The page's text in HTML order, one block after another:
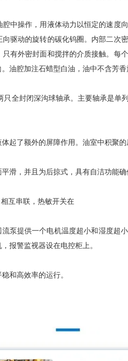
中操作，用液体动力以恒定的速度
驱动的旋转的碳化钨圈。内部二次
有外密封面和搅拌的介质接触。每
油腔加注石蜡型白油，油中不含芳香
只全封闭深沟球轴承。主要轴承是单
起了额外的屏障作用。油室中积聚
滑，并且为后掠式，具有自洁功能确
互串联，热敏开关在
泵提供一个电机温度超小和湿度超小
报警监视器设在电控柜上。
和高效率的运行。